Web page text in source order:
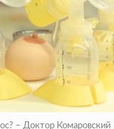
– Доктор Комаровский